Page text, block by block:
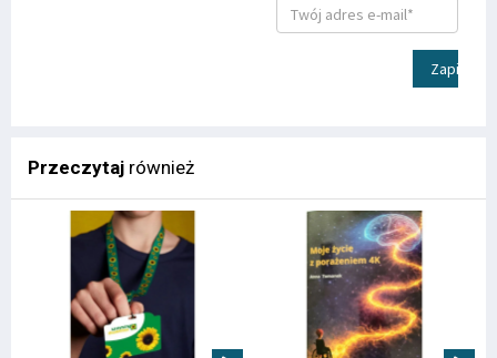
Zapisz
Przeczytaj również